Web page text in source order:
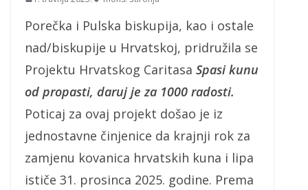
Porečka i Pulska biskupija, kao i ostale
nad/biskupije u Hrvatskoj, pridružila se
Projektu Hrvatskog Caritasa Spasi kunu
od propasti, daruj je za 1000 radosti.
Poticaj za ovaj projekt došao je iz
jednostavne činjenice da krajnji rok za
zamjenu kovanica hrvatskih kuna i lipa
ističe 31. prosinca 2025. godine. Prema